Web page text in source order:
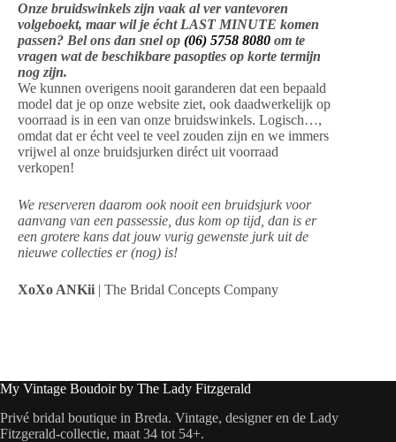
Onze bruidswinkels zijn vaak al ver vantevoren
volgeboekt, maar wil je écht LAST MINUTE komen
passen? Bel ons dan snel op (06) 5758 8080 om te
vragen wat de beschikbare pasopties op korte termijn
nog zijn.
We kunnen overigens nooit garanderen dat een bepaald
model dat je op onze website ziet, ook daadwerkelijk op
voorraad is in een van onze bruidswinkels. Logisch…,
omdat dat er écht veel te veel zouden zijn en we immers
vrijwel al onze bruidsjurken diréct uit voorraad
verkopen!
We reserveren daarom ook nooit een bruidsjurk voor
aanvang van een passessie, dus kom op tijd, dan is er
een grotere kans dat jouw vurig gewenste jurk uit de
nieuwe collecties er (nog) is!
XoXo ANKii | The Bridal Concepts Company
My Vintage Boudoir by The Lady Fitzgerald
Privé bridal boutique in Breda. Vintage, designer en de Lady
Fitzgerald-collectie, maat 34 tot 54+.